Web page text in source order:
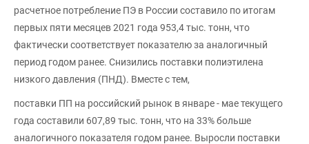
расчетное потребление ПЭ в России составило по итогам
первых пяти месяцев 2021 года 953,4 тыс. тонн, что
фактически соответствует показателю за аналогичный
период годом ранее. Снизились поставки полиэтилена
низкого давления (ПНД). Вместе с тем,
поставки ПП на российский рынок в январе - мае текущего
года составили 607,89 тыс. тонн, что на 33% больше
аналогичного показателя годом ранее. Выросли поставки